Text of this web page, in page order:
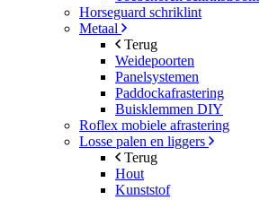
Horseguard schriklint
Metaal
Terug
Weidepoorten
Panelsystemen
Paddockafrastering
Buisklemmen DIY
Roflex mobiele afrastering
Losse palen en liggers
Terug
Hout
Kunststof